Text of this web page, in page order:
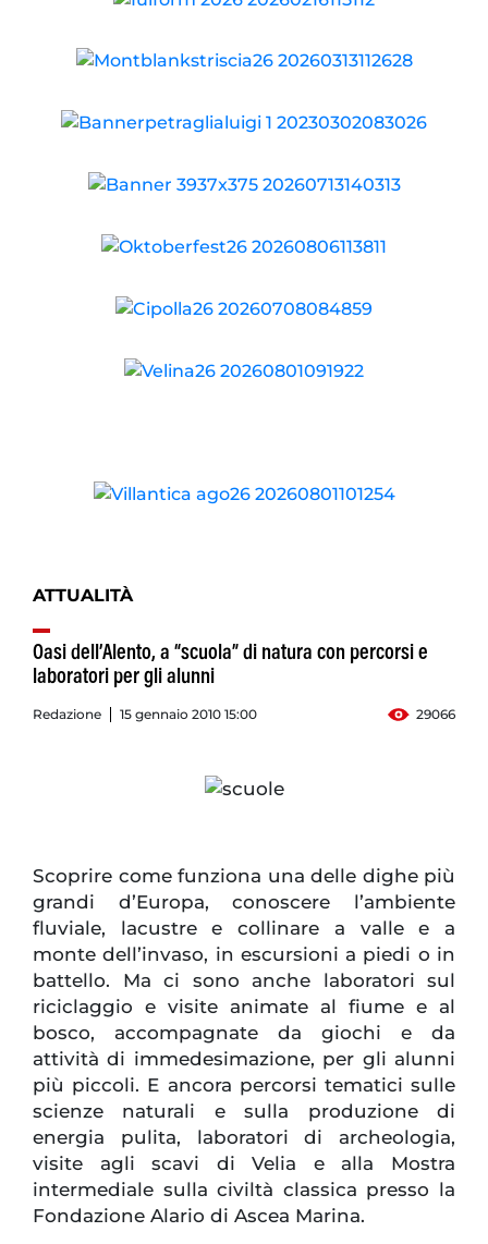
ATTUALITÀ
Oasi dell’Alento, a “scuola” di natura con percorsi e
laboratori per gli alunni
Redazione 15 gennaio 2010 15:00 29066
Scoprire come funziona una delle dighe più
grandi d’Europa, conoscere l’ambiente
fluviale, lacustre e collinare a valle e a
monte dell’invaso, in escursioni a piedi o in
battello. Ma ci sono anche laboratori sul
riciclaggio e visite animate al fiume e al
bosco, accompagnate da giochi e da
attività di immedesimazione, per gli alunni
più piccoli. E ancora percorsi tematici sulle
scienze naturali e sulla produzione di
energia pulita, laboratori di archeologia,
visite agli scavi di Velia e alla Mostra
intermediale sulla civiltà classica presso la
Fondazione Alario di Ascea Marina.